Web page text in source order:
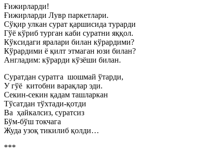
Ғижирларди!
Ғижирларди Лувр паркетлари.
Сўқир улкан сурат қаршисида турарди
Гўё кўриб турган каби суратни яққол.
Кўксидаги яралари билан кўрардими?
Кўрардими ё қилт этмаган юзи билан?
Англадим: кўрарди кўзёши билан.
Суратдан суратга шошмай ўтарди,
У гўё китобни варақлар эди.
Секин-секин қадам ташларкан
Тўсатдан тўхтади-қотди
Ва ҳайкалсиз, суратсиз
Бўм-бўш токчага
Жуда узоқ тикилиб қолди…
***